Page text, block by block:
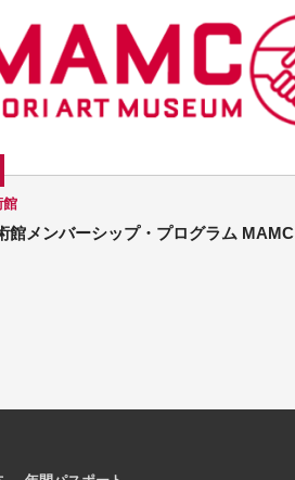
館
館メンバーシップ・プログラム MAMC